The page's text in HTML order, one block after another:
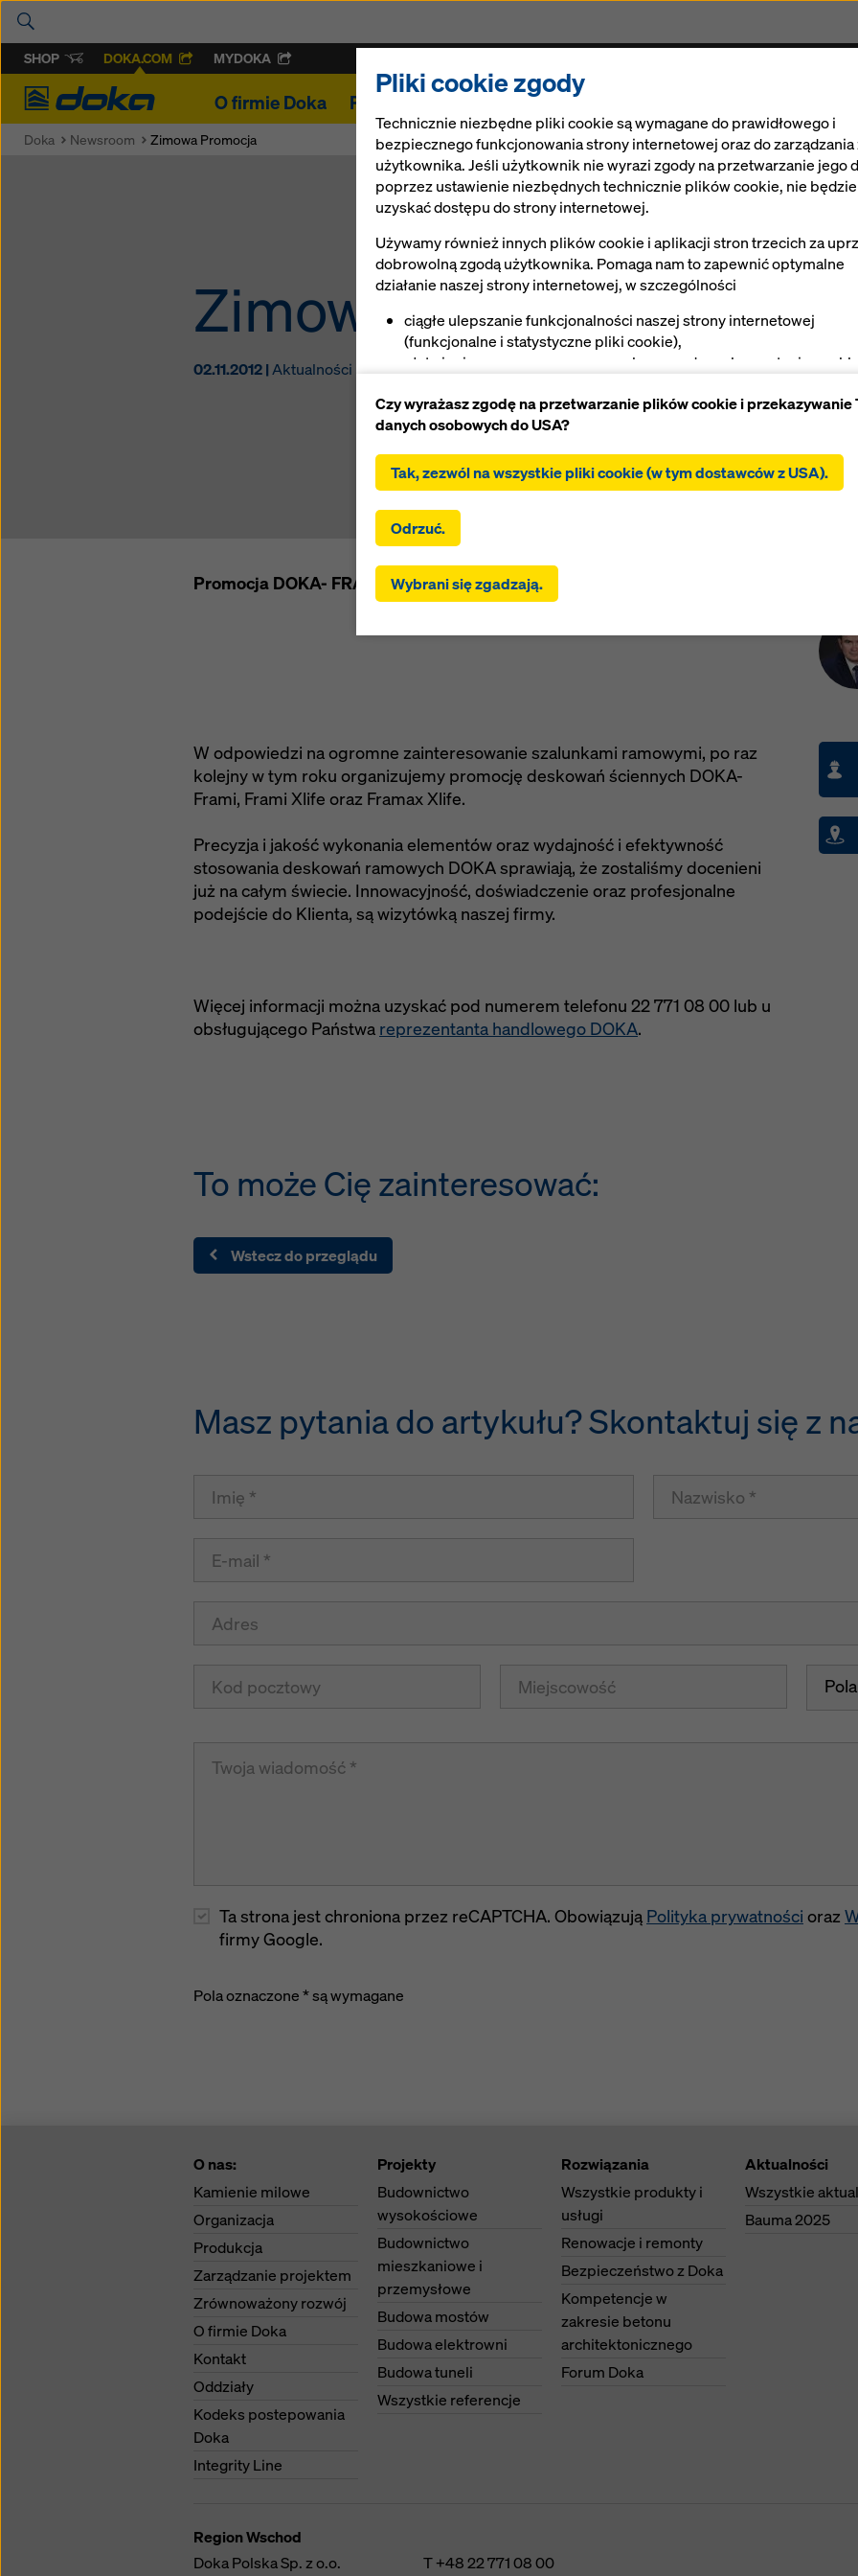
SHOP DOKA.COM MYDOKA
Doka
O firmie Doka Projekty Rozwiązania Ringlock
Doka Newsroom Zimowa Promocja
Zimowa Promocja
02.11.2012 |Aktualności
Promocja DOKA- FRAMAXymalizacja rabatów…
W odpowiedzi na ogromne zainteresowanie szalunkami ramowymi, po raz
kolejny w tym roku organizujemy promocję deskowań ściennych DOKA-
Frami, Frami Xlife oraz Framax Xlife.
Precyzja i jakość wykonania elementów oraz wydajność i efektywność
stosowania deskowań ramowych DOKA sprawiają, że zostaliśmy docenieni
już na całym świecie. Innowacyjność, doświadczenie oraz profesjonalne
podejście do Klienta, są wizytówką naszej firmy.
Więcej informacji można uzyskać pod numerem telefonu 22 771 08 00 lub u
obsługującego Państwa reprezentanta handlowego DOKA.
To może Cię zainteresować:
Wstecz do przeglądu
Masz pytania do artykułu? Skontaktuj się z
Ta strona jest chroniona przez reCAPTCHA. Obowiązują Polityka prywatności oraz
firmy Google.
Pola oznaczone * są wymagane
O nas:
Kamienie milowe
Organizacja
Produkcja
Zarządzanie projektem
Zrównoważony rozwój
O firmie Doka
Kontakt
Oddziały
Kodeks postepowania
Doka
Integrity Line
Projekty
Budownictwo
wysokościowe
Budownictwo
mieszkaniowe i
przemysłowe
Budowa mostów
Budowa elektrowni
Budowa tuneli
Wszystkie referencje
Rozwiązania
Wszystkie produkty i
usługi
Renowacje i remonty
Bezpieczeństwo z Doka
Kompetencje w
zakresie betonu
architektonicznego
Forum Doka
Aktualności
Wszystkie
Bauma 2025
Region Wschod
Doka Polska Sp. z o.o.
T+48 22 771 08 00
Pliki cookie zgody
Technicznie niezbędne pliki cookie są wymagane do prawidłowego i
bezpiecznego funkcjonowania strony internetowej oraz do zarządzania
użytkownika. Jeśli użytkownik nie wyrazi zgody na przetwarzanie jego
poprzez ustawienie niezbędnych technicznie plików cookie, nie będzie
uzyskać dostępu do strony internetowej.
Używamy również innych plików cookie i aplikacji stron trzecich za
dobrowolną zgodą użytkownika. Pomaga nam to zapewnić optymalne
działanie naszej strony internetowej, w szczególności
ciągłe ulepszanie funkcjonalności naszej strony internetowej
(funkcjonalne i statystyczne pliki cookie),
ułatwienie sprawnego procesu zakupu podczas korzystania ze
zapewnienie użytkownikowi odpowiednich reklam na niektórych
platformach (marketingowe pliki cookie).
Klikając „Zezwól na wszystkie pliki cookie (w tym dostawców z USA)”,
Klikając „Zgadzam się na wybrane”, użytkownik wyraża zgodę na pliki
wybrane za pomocą pól wyboru. Może to również wiązać się z
przekazywaniem danych do krajów trzecich, takich jak USA. Jeśli
ustawienia obejmują również dostawców, którzy przekazują dane do
trzecich, w których nie ma decyzji stwierdzającej odpowiedni stopień
RODO, zgoda użytkownika obejmuje również to. Może istnieć ryzyko,
użytkownika przesłane w ten sposób mogą podlegać dostępowi
dostosowując swojeustawienia plików cookie, klikając ustawienia
cookie na dole tej witryny i korzystając z odpowiednich pól wyboru.
można wycofać w dowolnym momencie ze skutkiem na przyszłość i
na dole tej
Więcej informacji na temat naszych plików cookie można znaleźć w
polityce prywatności. Oferujemy również opcję wyboru plików cookie
(zaawansowane ustawienia plików cookie).
Czy wyrażasz zgodę na przetwarzanie plików cookie i przekazywanie
danych osobowych do USA?
Tak, zezwól na wszystkie pliki cookie (w tym dostawców z USA).
Odrzuć.
Wybrani się zgadzają.